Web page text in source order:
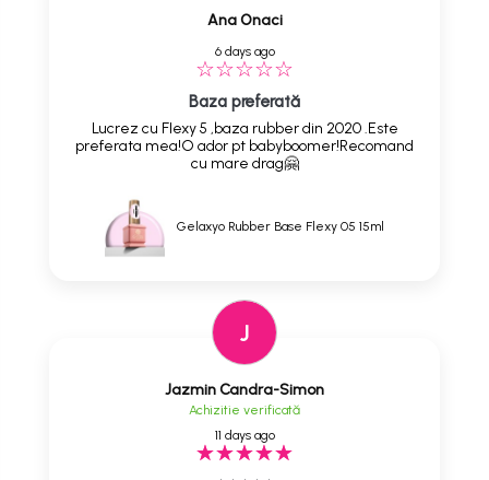
Ana Onaci
6 days ago
Baza preferată
Lucrez cu Flexy 5 ,baza rubber din 2020 .Este
preferata mea!O ador pt babyboomer!Recomand
cu mare drag🤗
Gelaxyo Rubber Base Flexy 05 15ml
J
Jazmin Candra-Simon
Achizitie verificată
11 days ago